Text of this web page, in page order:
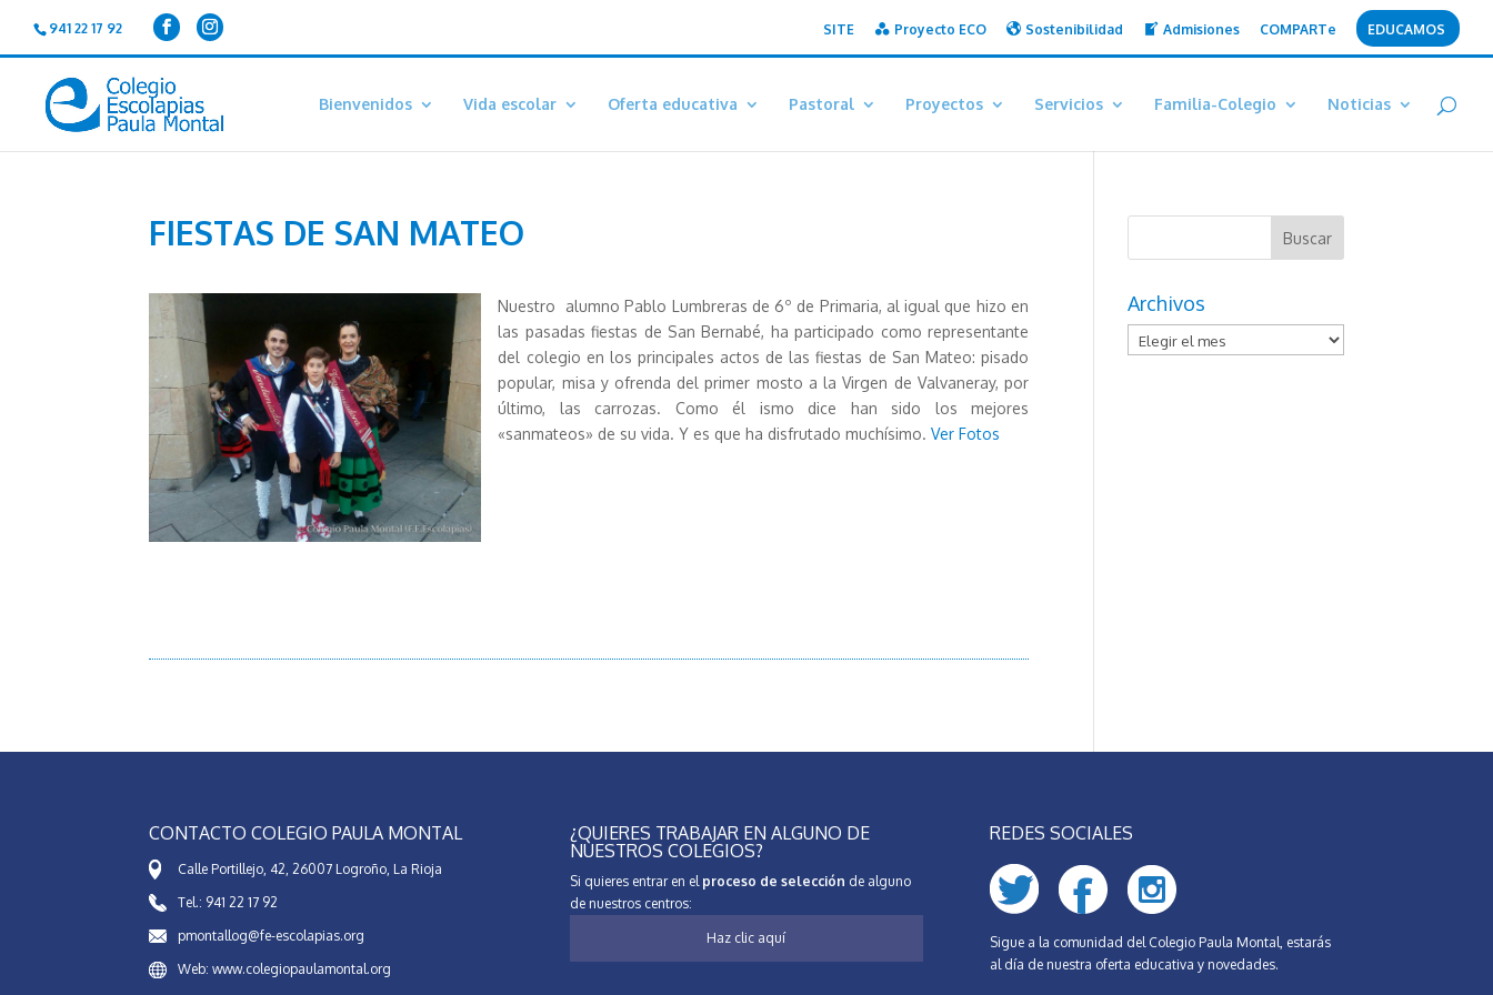
941 22 17 92 SITE Proyecto ECO Sostenibilidad Admisiones COMPARTe EDUCAMOS
Bienvenidos Vida escolar Oferta educativa Pastoral Proyectos Servicios Familia-Colegio Noticias
FIESTAS DE SAN MATEO
Nuestro alumno Pablo Lumbreras de 6º de Primaria, al igual que hizo en
las pasadas fiestas de San Bernabé, ha participado como representante
del colegio en los principales actos de las fiestas de San Mateo: pisado
popular, misa y ofrenda del primer mosto a la Virgen de Valvaneray, por
último, las carrozas. Como él ismo dice han sido los mejores
«sanmateos» de su vida. Y es que ha disfrutado muchísimo.Ver Fotos
Archivos
Archivos
CONTACTO COLEGIO PAULA MONTAL
Calle Portillejo, 42, 26007 Logroño, La Rioja
Tel.: 941 22 17 92
pmontallog@fe-escolapias.org
Web: www.colegiopaulamontal.org
¿QUIERES TRABAJAR EN ALGUNO DE
NUESTROS COLEGIOS?
Si quieres entrar en el proceso de selección de alguno
de nuestros centros:
Haz clic aquí
REDES SOCIALES
Sigue a la comunidad del Colegio Paula Montal, estarás
al día de nuestra oferta educativa y novedades.